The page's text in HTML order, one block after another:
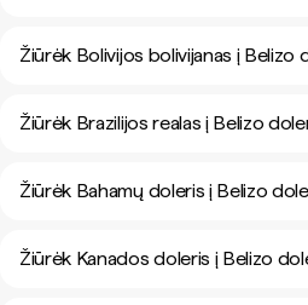
Žiūrėk Bolivijos bolivijanas į Belizo
Žiūrėk Brazilijos realas į Belizo
Žiūrėk Bahamų doleris į Belizo
Žiūrėk Kanados doleris į Belizo